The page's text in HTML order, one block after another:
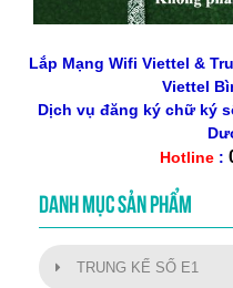
Lắp Mạng Wifi Viettel &
Viettel
Dịch vụ đăng ký chữ ký
Hotline :
DANH MỤC SẢN PHẨM
TRUNG KẾ SỐ E1